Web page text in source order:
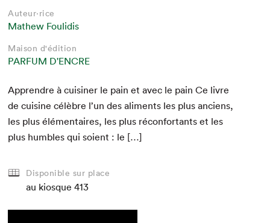
Auteur·rice
Mathew Foulidis
Maison d'édition
PARFUM D'ENCRE
Appren­dre à cuisin­er le pain et avec le pain Ce livre
de cui­sine célèbre l’un des ali­ments les plus anciens,
les plus élé­men­taires, les plus récon­for­t­ants et les
plus hum­bles qui soient : le […]
Disponible sur place
au kiosque 413